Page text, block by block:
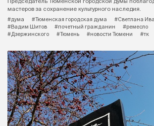
Председатель Тюменской городской думы
мастеров за сохранение культурного наследия.
#дума
#Тюменская городская дума
#Светлана
#Вадим Шитов
#почетный гражданин #ремесло
#Дзержинского
#Тюмень #новости Тюмени #тк